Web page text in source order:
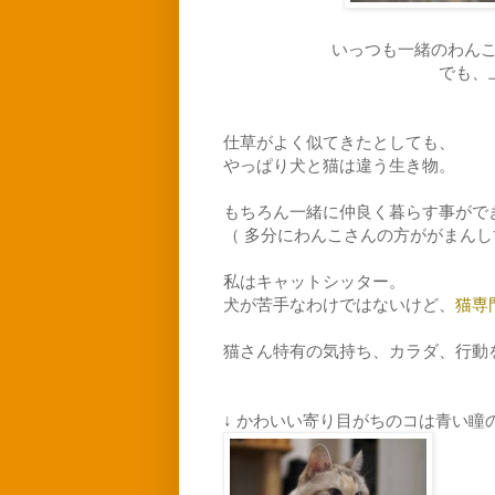
いっつも一緒のわん
でも、
仕草がよく似てきたとしても、
やっぱり犬と猫は違う生き物。
もちろん一緒に仲良く暮らす事がで
（ 多分にわんこさんの方ががまん
私はキャットシッター。
犬が苦手なわけではないけど、 猫専
猫さん特有の気持ち、カラダ、行
↓ かわいい寄り目がちのコは青い瞳